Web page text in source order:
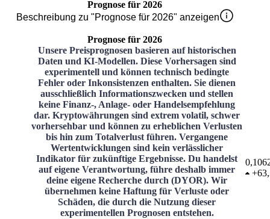
Prognose für 2026
Beschreibung zu "Prognose für 2026" anzeigen
Prognose für 2026
Unsere Preisprognosen basieren auf historischen
Daten und KI-Modellen. Diese Vorhersagen sind
experimentell und können technisch bedingte
Fehler oder Inkonsistenzen enthalten. Sie dienen
ausschließlich Informationszwecken und stellen
keine Finanz-, Anlage- oder Handelsempfehlung
dar. Kryptowährungen sind extrem volatil, schwer
vorhersehbar und können zu erheblichen Verlusten
bis hin zum Totalverlust führen. Vergangene
Wertentwicklungen sind kein verlässlicher
Indikator für zukünftige Ergebnisse. Du handelst
auf eigene Verantwortung, führe deshalb immer
deine eigene Recherche durch (DYOR). Wir
übernehmen keine Haftung für Verluste oder
Schäden, die durch die Nutzung dieser
experimentellen Prognosen entstehen.
+